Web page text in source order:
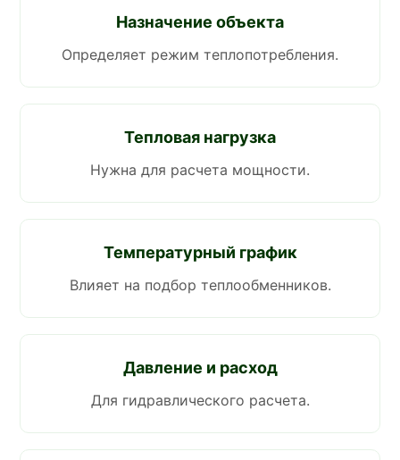
Назначение объекта
Определяет режим теплопотребления.
Тепловая нагрузка
Нужна для расчета мощности.
Температурный график
Влияет на подбор теплообменников.
Давление и расход
Для гидравлического расчета.